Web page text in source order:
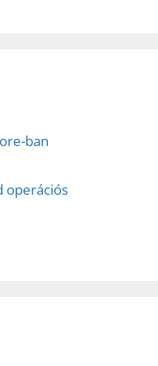
ban
operációs